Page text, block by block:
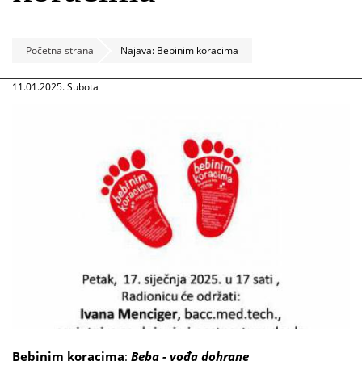
Početna strana Najava: Bebinim koracima
11.01.2025. Subota
Bebinim koracima: Beba - vođa dohrane